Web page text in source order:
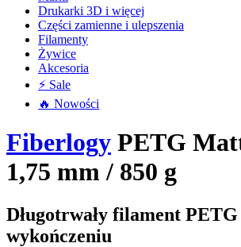
Drukarki 3D i więcej
Części zamienne i ulepszenia
Filamenty
Żywice
Akcesoria
⚡ Sale
🔥 Nowości
Fiberlogy PETG
1,75 mm / 850 g
Długotrwały filament
wykończeniu